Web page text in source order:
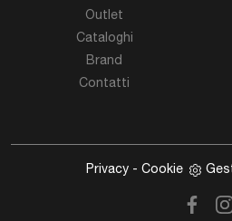
Outlet
Cataloghi
Brand
Contatti
Privacy - Cookie